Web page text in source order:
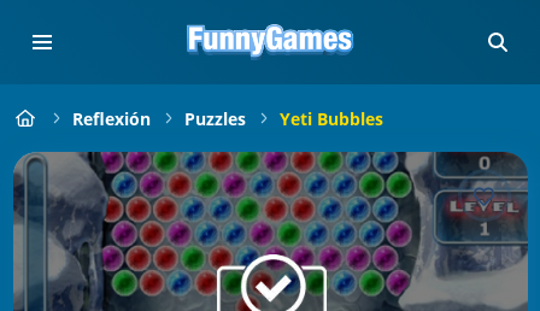
Reflexión Puzzles Yeti Bubbles